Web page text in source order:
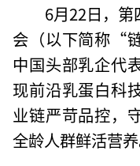
6月22日，
会（以下简称“
中国头部乳企代
现前沿乳蛋白科
业链严苛品控，
全龄人群鲜活营养